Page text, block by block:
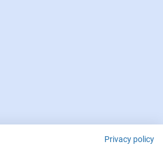
Privacy policy